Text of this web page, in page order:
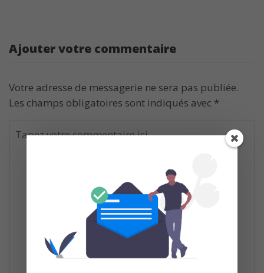
Ajouter votre commentaire
Votre adresse de messagerie ne sera pas publiée.
Les champs obligatoires sont indiqués avec *